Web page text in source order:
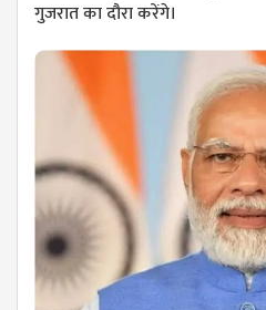
गुजरात का दौरा करेंगे।